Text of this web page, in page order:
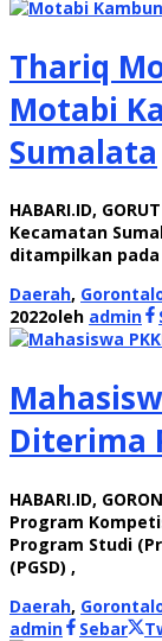
Thariq
Motabi
Sumalata
HABARI.ID,
Kecamatan
ditampilkan
Daerah,
2022oleh admin
Diterima
HABARI.ID,
Program
Program Studi
(PGSD) ,
Daerah,
admin
Sebar